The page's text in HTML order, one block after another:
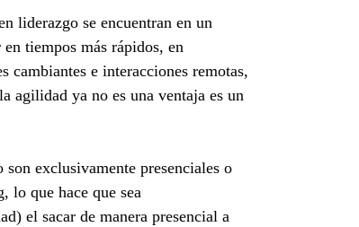
liderazgo se encuentran en un
tiempos más rápidos, en
cambiantes e interacciones remotas,
agilidad ya no es una ventaja es un
exclusivamente presenciales o
lo que hace que sea
el sacar de manera presencial a